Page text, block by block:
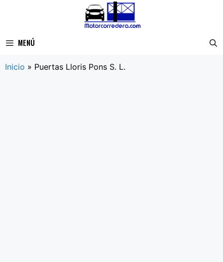
MENÚ
Inicio » Puertas Lloris Pons S. L.